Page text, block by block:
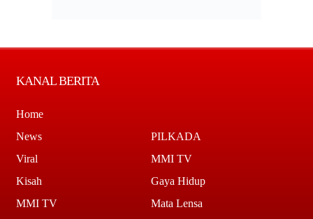
KANAL BERITA
Home
News
Viral
Kisah
MMI TV
PILKADA
MMI TV
Gaya Hidup
Mata Lensa